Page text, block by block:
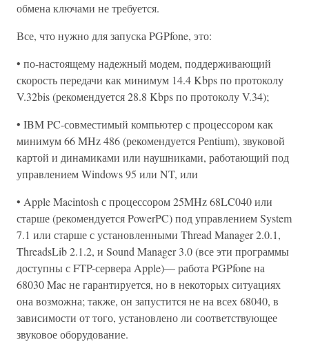
обмена ключами не требуется.
Все, что нужно для запуска PGPfone, это:
• по-настоящему надежный модем, поддерживающий
скорость передачи как минимум 14.4 Kbps по протоколу
V.32bis (рекомендуется 28.8 Kbps по протоколу V.34);
• IBM PC-совместимый компьютер с процессором как
минимум 66 MHz 486 (рекомендуется Pentium), звуковой
картой и динамиками или наушниками, работающий под
управлением Windows 95 или NT, или
• Apple Macintosh с процессором 25MHz 68LC040 или
старше (рекомендуется PowerPC) под управлением System
7.1 или старше с установленными Thread Manager 2.0.1,
ThreadsLib 2.1.2, и Sound Manager 3.0 (все эти программы
доступны с FTP-сервера Apple)— работа PGPfone на
68030 Mac не гарантируется, но в некоторых ситуациях
она возможна; также, он запустится не на всех 68040, в
зависимости от того, установлено ли соответствующее
звуковое оборудование.